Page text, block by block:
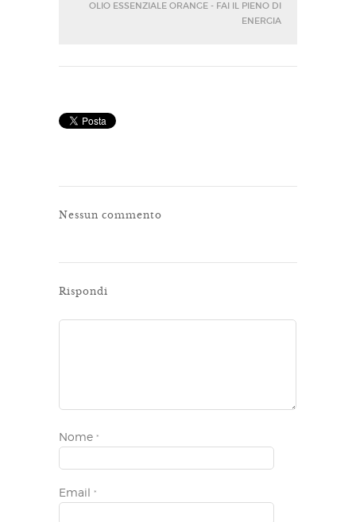
OLIO ESSENZIALE ORANGE - FAI IL PIENO DI
ENERGIA
Nessun commento
Rispondi
Nome *
Email *